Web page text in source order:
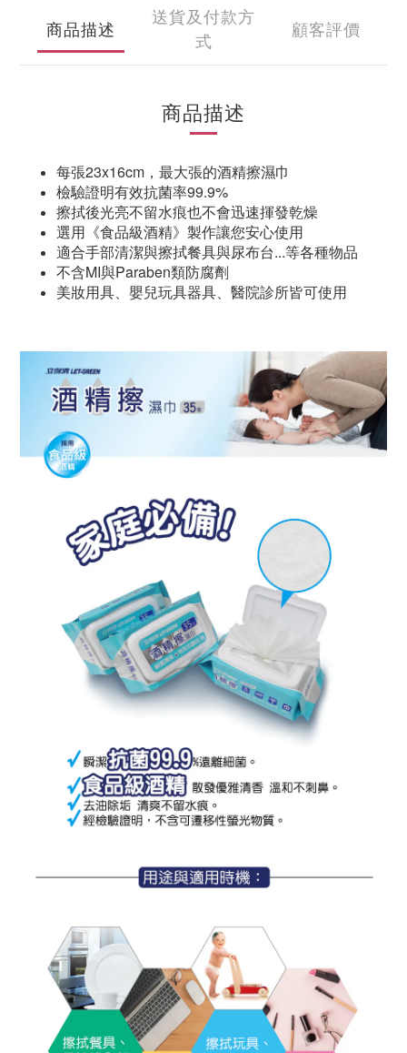
商品描述
送貨及付款方
式
顧客評價
商品描述
每張23x16cm，最大張的酒精擦濕巾
檢驗證明有效抗菌率99.9%
擦拭後光亮不留水痕也不會迅速揮發乾燥
選用《食品級酒精》製作讓您安心使用
適合手部清潔與擦拭餐具與尿布台...等各種物品
不含MI與Paraben類防腐劑
美妝用具、嬰兒玩具器具、醫院診所皆可使用